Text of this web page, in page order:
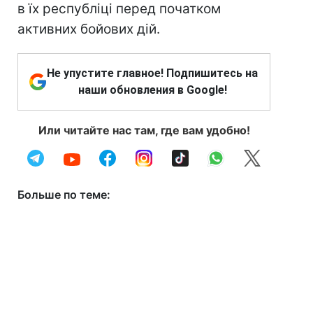
в їх республіці перед початком
активних бойових дій.
Не упустите главное! Подпишитесь на
наши обновления в Google!
Или читайте нас там, где вам удобно!
Больше по теме: